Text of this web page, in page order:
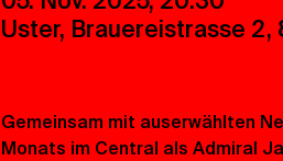
Uster, Brauereistrasse 2,
Gemeinsam mit auserwählten
Monats im Central als Admiral